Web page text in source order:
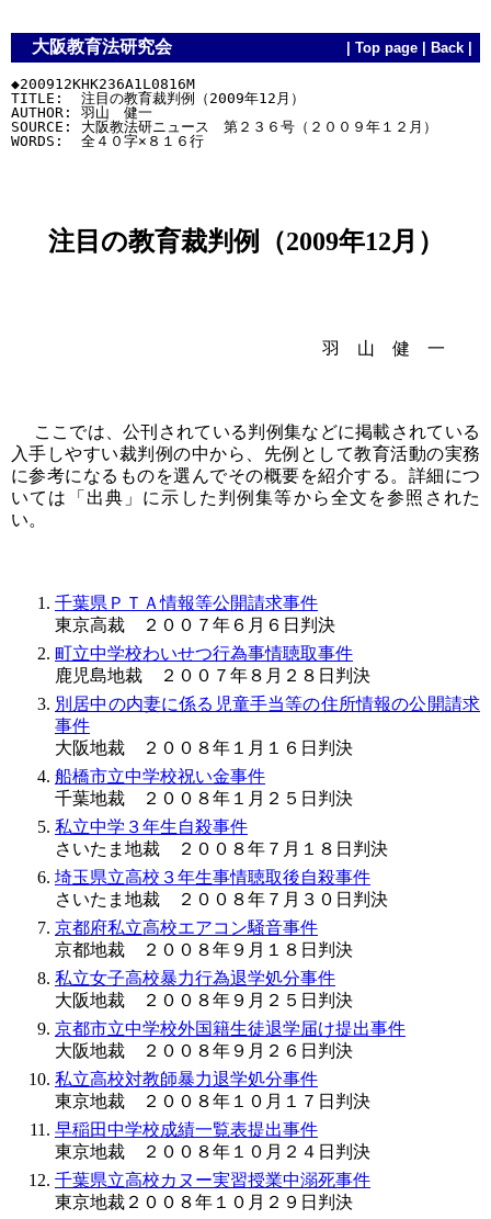
大阪教育法研究会 Top page Back
◆200912KHK236A1L0816M
TITLE:  注目の教育裁判例（2009年12月）
AUTHOR: 羽山　健一
SOURCE: 大阪教法研ニュース　第２３６号（２００９年１２月）
注目の教育裁判例（2009年12月）
羽 山 健 一
ここでは、公刊されている判例集などに掲載されている
入手しやすい裁判例の中から、先例として教育活動の実務
に参考になるものを選んでその概要を紹介する。詳細につ
いては「出典」に示した判例集等から全文を参照された
い。
千葉県ＰＴＡ情報等公開請求事件
東京高裁 ２００７年６月６日判決
町立中学校わいせつ行為事情聴取事件
鹿児島地裁 ２００７年８月２８日判決
別居中の内妻に係る児童手当等の住所情報の公開請求
事件
大阪地裁 ２００８年１月１６日判決
船橋市立中学校祝い金事件
千葉地裁 ２００８年１月２５日判決
私立中学３年生自殺事件
さいたま地裁 ２００８年７月１８日判決
埼玉県立高校３年生事情聴取後自殺事件
さいたま地裁 ２００８年７月３０日判決
京都府私立高校エアコン騒音事件
京都地裁 ２００８年９月１８日判決
私立女子高校暴力行為退学処分事件
大阪地裁 ２００８年９月２５日判決
京都市立中学校外国籍生徒退学届け提出事件
大阪地裁 ２００８年９月２６日判決
私立高校対教師暴力退学処分事件
東京地裁 ２００８年１０月１７日判決
早稲田中学校成績一覧表提出事件
東京地裁 ２００８年１０月２４日判決
千葉県立高校カヌー実習授業中溺死事件
東京地裁２００８年１０月２９日判決